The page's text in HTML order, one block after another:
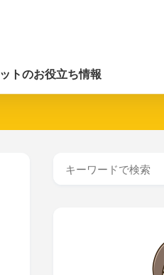
トのお役立ち情報